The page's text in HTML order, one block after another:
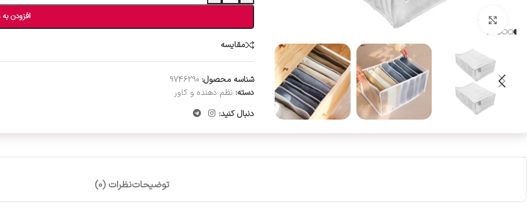
افزودن
مقایسه
شناسه محصول: 9746290
دسته: نظم دهنده و کاور
دنبال کنید:
توضیحاتنظرات (0)